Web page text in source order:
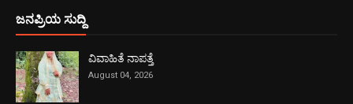
ಜನಪ್ರಿಯ ಸುದ್ದಿ
ವಿವಾಹಿತೆ ನಾಪತ್ತೆ
August 04, 2026